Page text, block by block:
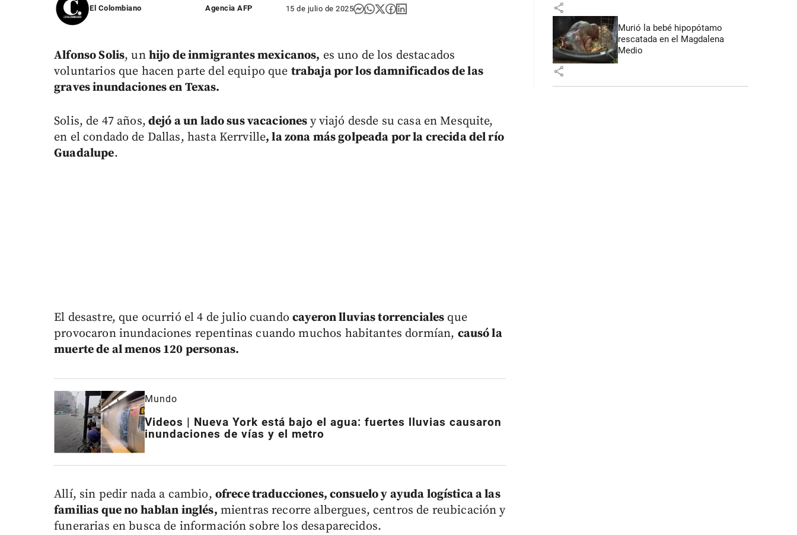
El Colombiano Agencia AFP 15 de julio de 2025
Alfonso Solis, un hijo de inmigrantes mexicanos, es uno de los destacados
voluntarios que hacen parte del equipo que trabaja por los damnificados de las
graves inundaciones en Texas.
Solis, de 47 años, dejó a un lado sus vacaciones y viajó desde su casa en Mesquite,
en el condado de Dallas, hasta Kerrville, la zona más golpeada por la crecida del río
Guadalupe.
El desastre, que ocurrió el 4 de julio cuandocayeron lluvias torrenciales que
provocaron inundaciones repentinas cuando muchos habitantes dormían, causó la
muerte de al menos 120 personas.
Mundo
Videos | Nueva York está bajo el agua: fuertes lluvias causaron
inundaciones de vías y el metro
Allí, sin pedir nada a cambio, ofrece traducciones, consuelo y ayuda logística a las
familias que no hablan inglés, mientras recorre albergues, centros de reubicación y
funerarias en busca de información sobre los desaparecidos.
share
Murió la bebé hipopótamo
rescatada en el Magdalena
Medio
share